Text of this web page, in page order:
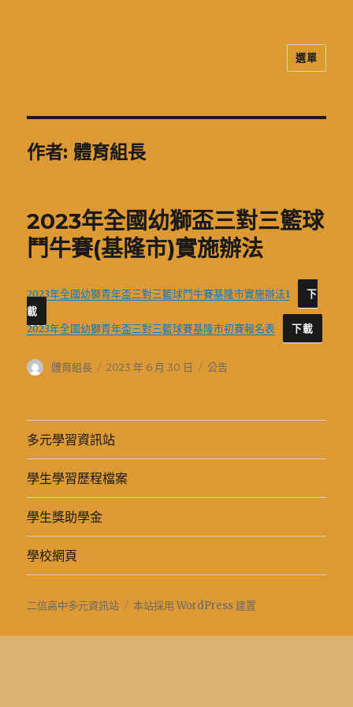
選單
作者: 體育組長
2023年全國幼獅盃三對三籃球
鬥牛賽(基隆市)實施辦法
2023年全國幼獅青年盃三對三籃球鬥牛賽基隆市實施辦法1
下
載
2023年全國幼獅青年盃三對三籃球賽基隆市初賽報名表 下載
作
體育組長
發
2023 年 6 月 30 日
分
公告
多元學習資訊站
學生學習歷程檔案
學生獎助學金
學校網頁
二信高中多元資訊站 本站採用 WordPress 建置